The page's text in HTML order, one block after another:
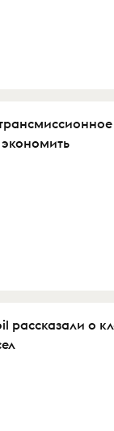
рассказали о